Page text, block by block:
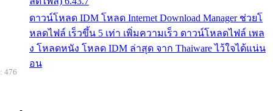
ดาวน์โหลด IDM โหลด Internet Download Manager ช่วยโ
หลดไฟล์ เร็วขึ้น 5 เท่า เพิ่มความเร็ว ดาวน์โหลดไฟล์ เพล
ง โหลดหนัง โหลด IDM ล่าสุด จาก Thaiware ไว้ใจได้แน่น
อน
476